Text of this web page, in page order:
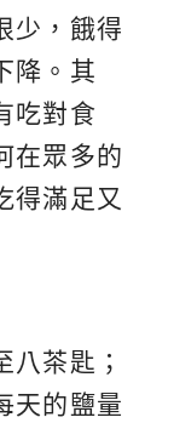
少，餓得
降。其
吃對食
在眾多的
得滿足又
八茶匙；
天的鹽量